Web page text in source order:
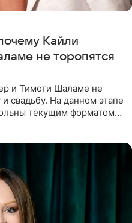
Кайли
не торопятся
и Тимоти Шаламе не
свадьбу. На данном этапе
текущим форматом